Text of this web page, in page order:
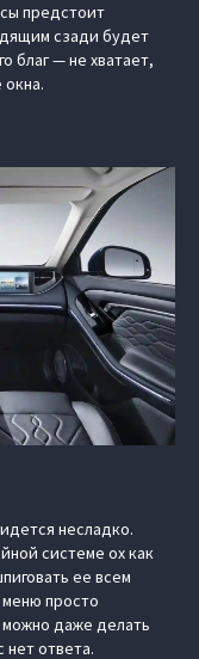
предстоит
сзади будет
благ — не хватает,
несладко.
системе ох как
ее всем
меню просто
можно даже делать
нет ответа.